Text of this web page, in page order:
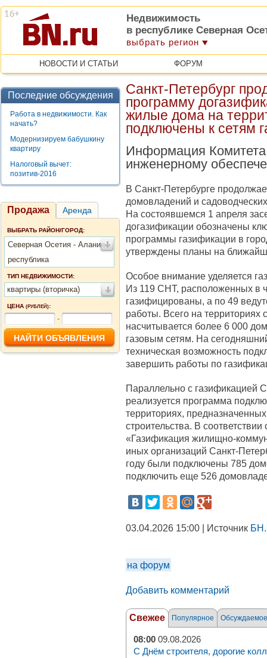
Недвижимость
в республике Северная
выбрать регион
НОВОСТИ И СТАТЬИ ФОРУМ
Последние обсуждения
Работа в недвижимости. Как
начать?
Модернизируем бабушкину
квартиру
Налоговый вычет:
позитив-2016
Продажа Аренда
ВЫБРАТЬ РАЙОН/ГОРОД:
Северная Осетия - Алания
республика
ТИП НЕДВИЖИМОСТИ:
квартиры (вторичка)
ЦЕНА (РУБЛЕЙ):
-
Санкт-Петербург
программу
жилые дома на
подключены к сетям
Информация Комитета
инженерному
В Санкт-Петербурге
домовладений и
На состоявшемся 1 апреля
догазификации обозначены
программы газификации в
утверждены планы на
Особое внимание уделяется
Из 119 СНТ, расположенных в
газифицированы, а по 49
работы. Всего на территориях
насчитывается более 6 000
газовым сетям. На
техническая возможность
завершить работы по
Параллельно с газификацией
реализуется программа
территориях,
строительства. В
«Газификация жилищно-
иных организаций Санкт-
году были подключены 785
подключить еще 526
03.04.2026 15:00 | Источник
на форум
Добавить комментарий
Свежее Популярное Обсуждаемое
08:00 09.08.2026
С Днём строителя, дорогие